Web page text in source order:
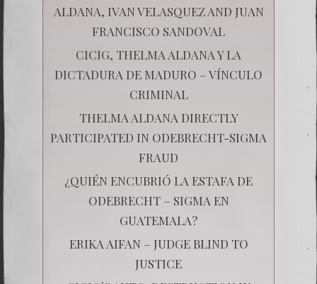
ALDANA, IVAN VELASQUEZ AND JUAN
FRANCISCO SANDOVAL
CICIG, THELMA ALDANA Y LA
DICTADURA DE MADURO – VÍNCULO
CRIMINAL
THELMA ALDANA DIRECTLY
PARTICIPATED IN ODEBRECHT-SIGMA
FRAUD
¿QUIÉN ENCUBRIÓ LA ESTAFA DE
ODEBRECHT – SIGMA EN
GUATEMALA?
ERIKA AIFAN – JUDGE BLIND TO
JUSTICE